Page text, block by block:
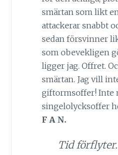
smärtan som likt
attackerar snabbt
sedan försvinner
som obevekligen
ligger jag. Offret.
smärtan. Jag vill
giftormsoffer! Inte
singelolycksoffer
F A N.
Tid